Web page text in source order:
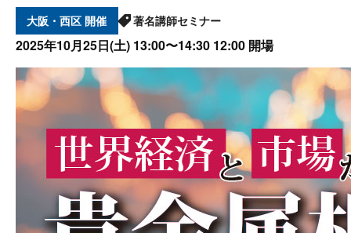
大阪・西区 著名講師セミナー
2025年10月25日(土) 13:00〜14:30 12:00